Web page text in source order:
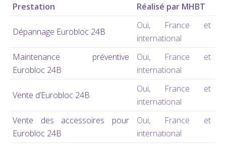
Prestation Réalisé par MHBT
Dépannage Eurobloc 24B
Oui, France et
international
Maintenance préventive
Eurobloc 24B
Oui, France et
international
Vente d’Eurobloc 24B
Oui, France et
international
Vente des accessoires pour
Eurobloc 24B
Oui, France et
international